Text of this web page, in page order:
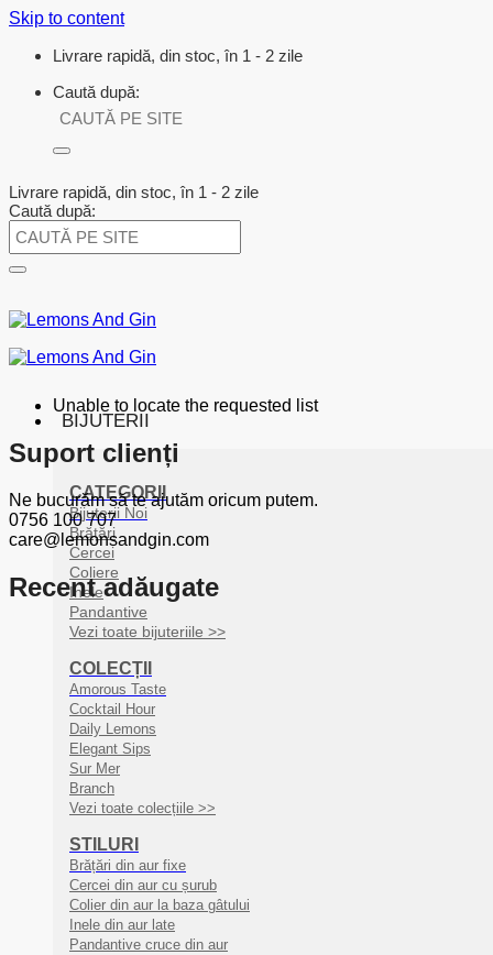
Skip to content
Livrare rapidă, din stoc, în 1 - 2 zile
Caută după:
Livrare rapidă, din stoc, în 1 - 2 zile
Caută după:
BIJUTERII
CATEGORII
Bijuterii Noi
Brățări
Cercei
Coliere
Inele
Pandantive
Vezi toate bijuteriile >>
COLECȚII
Amorous Taste
Cocktail Hour
Daily Lemons
Elegant Sips
Sur Mer
Branch
Vezi toate colecțiile >>
STILURI
Brățări din aur fixe
Cercei din aur cu șurub
Colier din aur la baza gâtului
Inele din aur late
Pandantive cruce din aur
Unable to locate the requested list
Suport clienți
Ne bucurăm să te ajutăm oricum putem.
0756 100 707
care@lemonsandgin.com
Recent adăugate